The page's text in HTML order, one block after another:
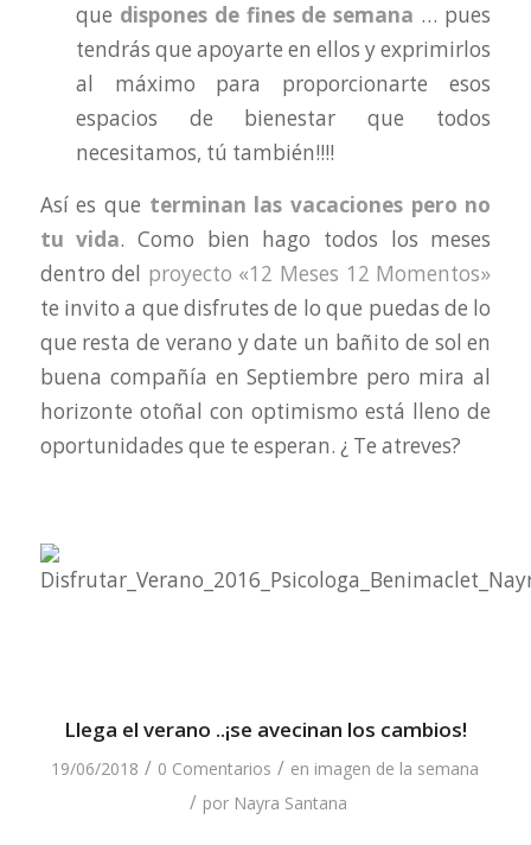
que dispones de fines de semana … pues
tendrás que apoyarte en ellos y exprimirlos
al máximo para proporcionarte esos
espacios de bienestar que todos
necesitamos, tú también!!!!
Así es que terminan las vacaciones pero no
tu vida. Como bien hago todos los meses
dentro del proyecto «12 Meses 12 Momentos»
te invito a que disfrutes de lo que puedas de lo
que resta de verano y date un bañito de sol en
buena compañía en Septiembre pero mira al
horizonte otoñal con optimismo está lleno de
oportunidades que te esperan. ¿ Te atreves?
Llega el verano ..¡se avecinan los cambios!
19/06/2018 / 0 Comentarios / en imagen de la semana
/ por Nayra Santana